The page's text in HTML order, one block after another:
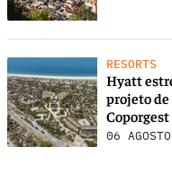
RESORTS
Hyatt
projeto
Coporgest
06